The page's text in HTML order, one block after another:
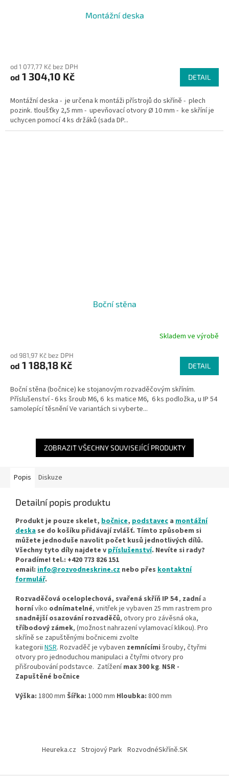
Montážní deska
od 1 077,77 Kč bez DPH
od 1 304,10 Kč DETAIL
Montážní deska - je určena k montáži přístrojů do skříně - plech
pozink. tloušťky 2,5 mm - upevňovací otvory Ø 10 mm - ke skříní je
uchycen pomocí 4 ks držáků (sada DP...
Boční stěna
Skladem ve výrobě
od 981,97 Kč bez DPH
od 1 188,18 Kč DETAIL
Boční stěna (bočnice) ke stojanovým rozvaděčovým skříním.
Příslušenství - 6 ks šroub M6, 6 ks matice M6, 6 ks podložka, u IP 54
samolepící těsnění Ve variantách si vyberte...
ZOBRAZIT VŠECHNY SOUVISEJÍCÍ PRODUKTY
Popis Diskuze
Detailní popis produktu
Produkt je pouze skelet, bočnice, podstavec a montážní
deska se do košíku přidávají zvlášť. Tímto způsobem si
můžete jednoduše navolit počet kusů jednotlivých dílů.
Všechny tyto díly najdete v příslušenství. Nevíte si rady?
Poradíme! tel.: +420 773 826 151
email: info@rozvodneskrine.cz nebo přes kontaktní
formulář.
Rozvaděčová oceloplechová, svařená skříň IP 54, zadnía
hornívíko odnímatelné, vnitřek je vybaven 25 mm rastrem pro
snadnější osazování rozvaděčů, otvory pro závěsná oka,
tříbodový zámek, (možnost nahrazení vylamovací klikou). Pro
skříně se zapuštěnými bočnicemi zvolte
kategorii NSR. Rozvaděč je vybaven zemnícími šrouby, čtyřmi
otvory pro jednoduchou manipulaci a čtyřmi otvory pro
přišroubování podstavce. Zatíženímax 300 kg. NSR -
Zapuštěné bočnice
Výška: 1800 mm Šířka: 1000 mm Hloubka: 800 mm
Heureka.cz Strojový Park RozvodnéSkříně.SK